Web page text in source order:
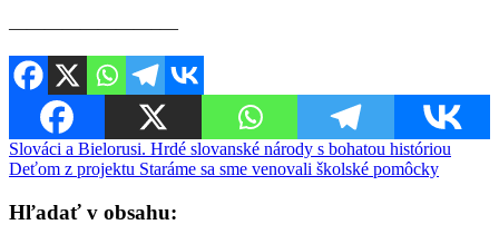
————————–—
Navigácia
v
článku
Slováci a Bielorusi. Hrdé slovanské národy s bohatou históriou
Deťom z projektu Staráme sa sme venovali školské pomôcky
Hľadať v obsahu: